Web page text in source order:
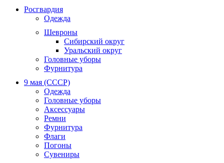
Росгвардия
Одежда
Шевроны
Сибирский округ
Уральский округ
Головные уборы
Фурнитура
9 мая (СССР)
Одежда
Головные уборы
Аксессуары
Ремни
Фурнитура
Флаги
Погоны
Сувениры